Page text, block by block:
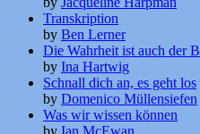
Transkription
by Ben Lerner
Die Wahrheit ist auch der
by Ina Hartwig
Schnall dich an, es geht los
by Domenico Müllensiefen
Was wir wissen können